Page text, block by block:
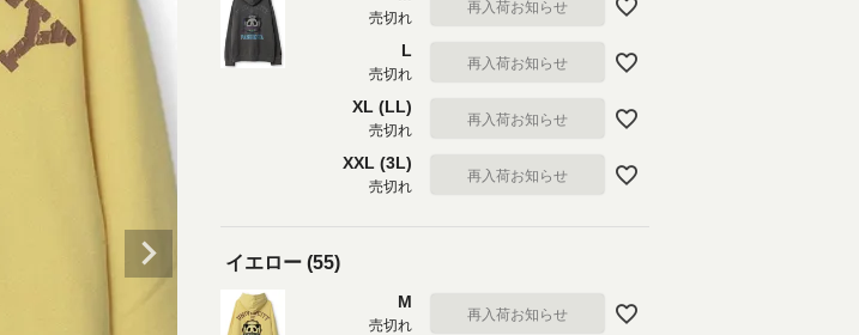
売切れ
再入荷お知らせ
L
売切れ
再入荷お知らせ
XL (LL)
売切れ
再入荷お知らせ
XXL (3L)
売切れ
再入荷お知らせ
イエロー (55)
M
売切れ
再入荷お知らせ